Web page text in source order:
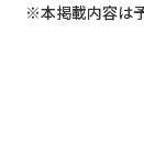
※本掲載内容は